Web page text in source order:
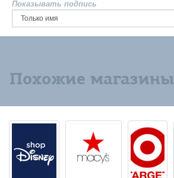
Показывать подпись
Похожие магазины